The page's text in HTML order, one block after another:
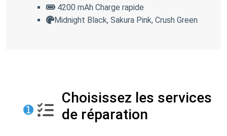
4200 mAh Charge rapide
Midnight Black, Sakura Pink, Crush Green
➊
Choisissez les services
de réparation